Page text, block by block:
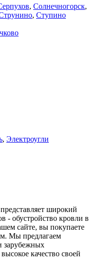
, Солнечногорск,
, Ступино
, Электроугли
широкий
- обустройство кровли в
сайте, вы покупаете
Мы предлагаем
зарубежных
качество своей